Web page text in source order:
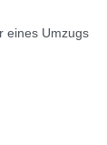
eines Umzugs